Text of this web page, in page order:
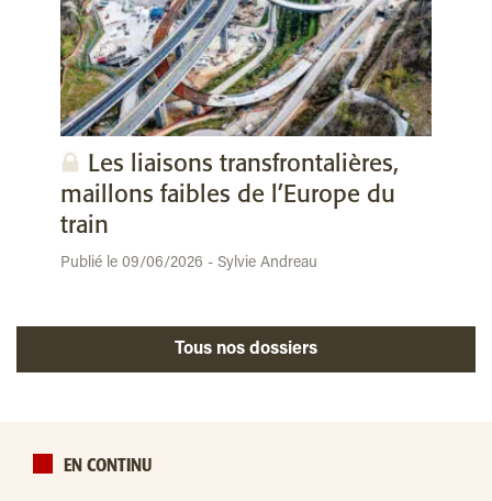
Les liaisons transfrontalières,
maillons faibles de l’Europe du
train
Publié le 09/06/2026 - Sylvie Andreau
Tous nos dossiers
EN CONTINU